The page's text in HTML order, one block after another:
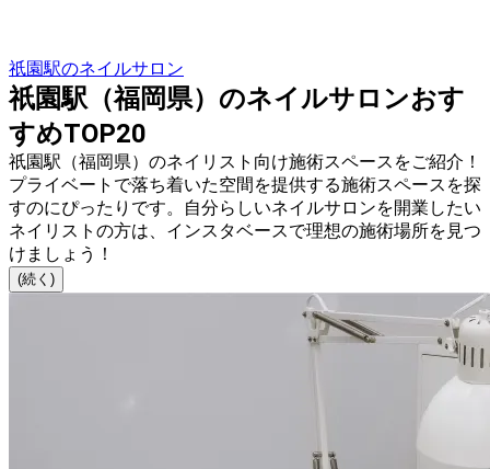
祇園駅のネイルサロン
祇園駅（福岡県）のネイルサロンおす
すめTOP20
祇園駅（福岡県）のネイリスト向け施術スペースをご紹介！
プライベートで落ち着いた空間を提供する施術スペースを探
すのにぴったりです。自分らしいネイルサロンを開業したい
ネイリストの方は、インスタベースで理想の施術場所を見つ
けましょう！
(続く)